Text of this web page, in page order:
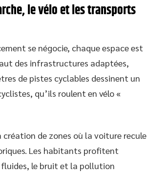
le vélo et les transports
se négocie, chaque espace est
des infrastructures adaptées,
de pistes cyclables dessinent un
qu’ils roulent en vélo «
de zones où la voiture recule
Les habitants profitent
fluides, le bruit et la pollution